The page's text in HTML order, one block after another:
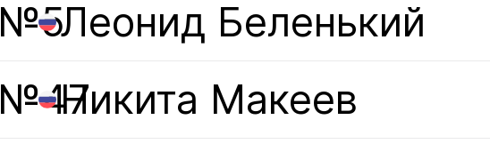
№5Леонид Беленький
№47Никита Макеев